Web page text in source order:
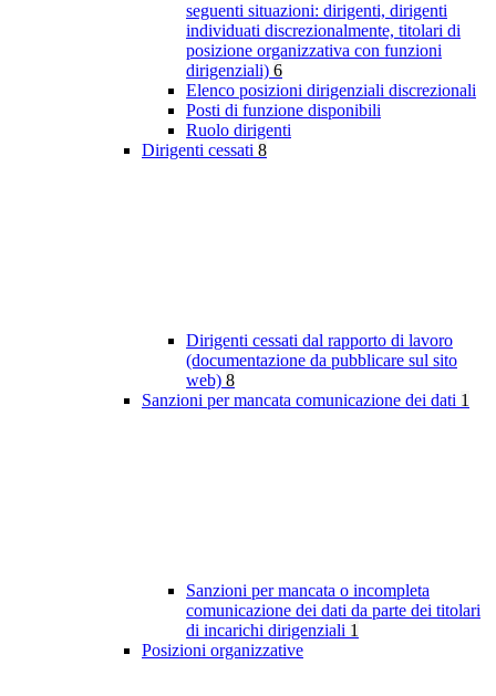
seguenti situazioni: dirigenti, dirigenti
individuati discrezionalmente, titolari di
posizione organizzativa con funzioni
dirigenziali) 6
Elenco posizioni dirigenziali discrezionali
Posti di funzione disponibili
Ruolo dirigenti
Dirigenti cessati 8
Dirigenti cessati dal rapporto di lavoro
(documentazione da pubblicare sul sito
web) 8
Sanzioni per mancata comunicazione dei dati 1
Sanzioni per mancata o incompleta
comunicazione dei dati da parte dei titolari
di incarichi dirigenziali 1
Posizioni organizzative